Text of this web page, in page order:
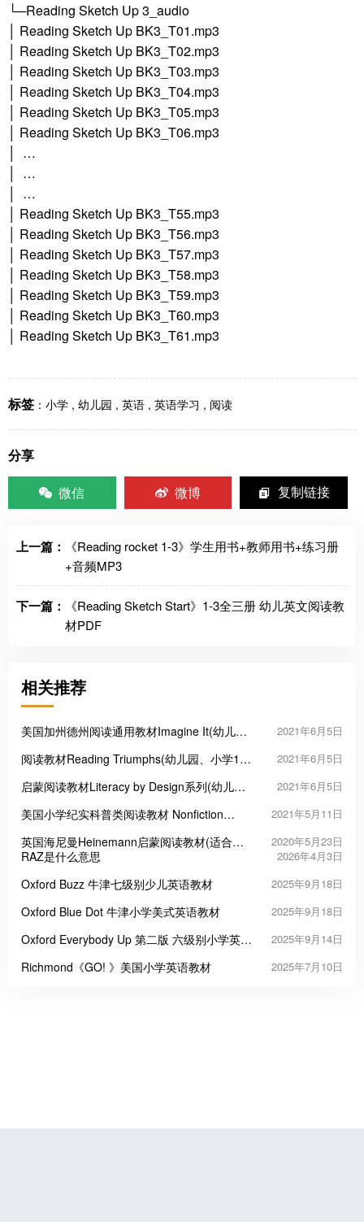
└─Reading Sketch Up 3_audio
│ Reading Sketch Up BK3_T01.mp3
│ Reading Sketch Up BK3_T02.mp3
│ Reading Sketch Up BK3_T03.mp3
│ Reading Sketch Up BK3_T04.mp3
│ Reading Sketch Up BK3_T05.mp3
│ Reading Sketch Up BK3_T06.mp3
│ …
│ …
│ …
│ Reading Sketch Up BK3_T55.mp3
│ Reading Sketch Up BK3_T56.mp3
│ Reading Sketch Up BK3_T57.mp3
│ Reading Sketch Up BK3_T58.mp3
│ Reading Sketch Up BK3_T59.mp3
│ Reading Sketch Up BK3_T60.mp3
│ Reading Sketch Up BK3_T61.mp3
标签 ： 小学 , 幼儿园 , 英语 , 英语学习 , 阅读
分享
微信
微博 复制链接
上一篇：
《Reading rocket 1-3》学生用书+教师用书+练习册
+音频MP3
下一篇：
《Reading Sketch Start》1-3全三册 幼儿英文阅读教
材PDF
相关推荐
美国加州德州阅读通用教材Imagine It(幼儿
2021年6月5日
阅读教材Reading Triumphs(幼儿园、小学1-6
2021年6月5日
启蒙阅读教材Literacy by Design系列(幼儿
2021年6月5日
美国小学纪实科普类阅读教材 Nonfiction
2021年5月11日
英国海尼曼Heinemann启蒙阅读教材(适合幼
儿园-小学2年级)可点读版
2020年5月23日
RAZ是什么意思 2026年4月3日
Oxford Buzz 牛津七级别少儿英语教材 2025年9月18日
Oxford Blue Dot 牛津小学美式英语教材 2025年9月18日
Oxford Everybody Up 第二版 六级别小学英语
2025年9月14日
Richmond《GO! 》美国小学英语教材 2025年7月10日